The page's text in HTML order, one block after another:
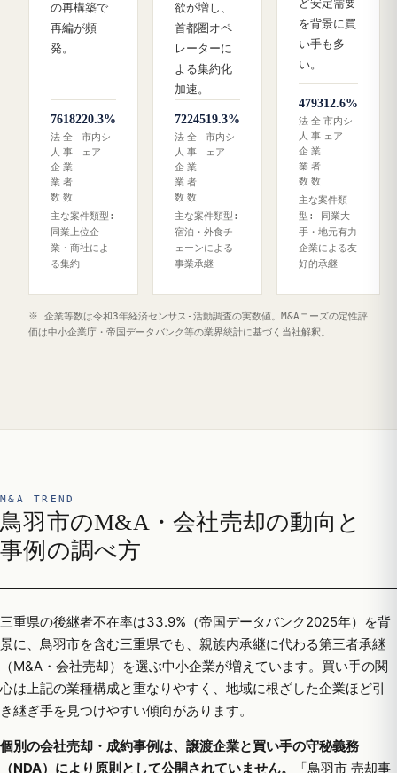
の再構築で
再編が頻
発。
76
法
人
企
業
数
182
全
事
業
者
数
20.3%
市内シ
ェア
主な案件類型:
同業上位企
業・商社によ
る集約
欲が増し、
首都圏オペ
レーターに
よる集約化
加速。
72
法
人
企
業
数
245
全
事
業
者
数
19.3%
市内シ
ェア
主な案件類型:
宿泊・外食チ
ェーンによる
事業承継
を背景に買
い手も多
い。
47
法
人
企
業
数
93
全
事
業
者
数
12.6%
市内シ
ェア
主な案件類
型: 同業大
手・地元有力
企業による友
好的承継
※ 企業等数は令和3年経済センサス‐活動調査の実数値。M&Aニーズの定性評
価は中小企業庁・帝国データバンク等の業界統計に基づく当社解釈。
M&A TREND
鳥羽市のM&A・会社売却の動向と
事例の調べ方
三重県の後継者不在率は33.9%（帝国データバンク2025年）を背
景に、鳥羽市を含む三重県でも、親族内承継に代わる第三者承継
（M&A・会社売却）を選ぶ中小企業が増えています。買い手の関
心は上記の業種構成と重なりやすく、地域に根ざした企業ほど引
き継ぎ手を見つけやすい傾向があります。
個別の会社売却・成約事例は、譲渡企業と買い手の守秘義務
（NDA）により原則として公開されていません。
「鳥羽市 売却事